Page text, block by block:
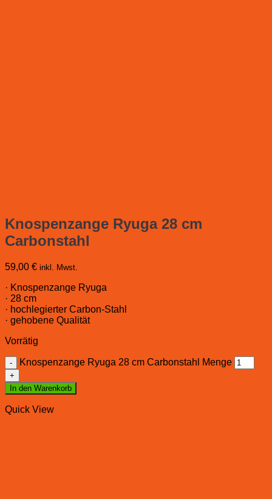
Knospenzange Ryuga 28 cm
Carbonstahl
59,00 € inkl. Mwst.
· Knospenzange Ryuga
· 28 cm
· hochlegierter Carbon-Stahl
· gehobene Qualität
Vorrätig
Knospenzange Ryuga 28 cm Carbonstahl Menge
In den Warenkorb
Quick View